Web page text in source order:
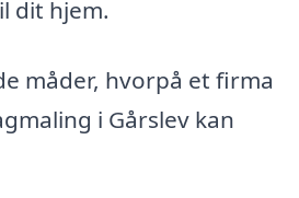
dit hjem.
måder, hvorpå et firma
i Gårslev kan